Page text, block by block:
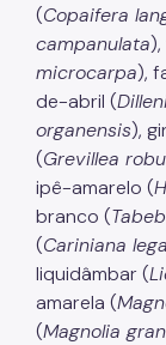
(Copaifera
campanulata
microcarpa),
de-abril (
organensis),
(Grevillea
ipê-amarelo (
branco (
(Cariniana
liquidâmbar (
amarela (
(Magnolia